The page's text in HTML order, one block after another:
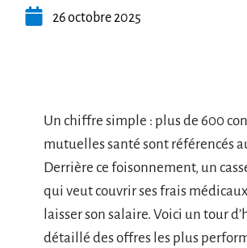
26 octobre 2025
Un chiffre simple : plus de 600
mutuelles santé sont référencés
Derrière ce foisonnement, un
qui veut couvrir ses frais
laisser son salaire. Voici un tour
détaillé des offres les plus